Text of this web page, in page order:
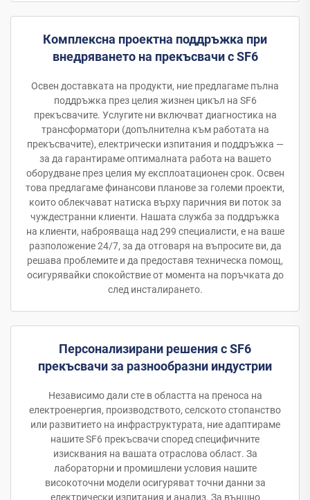
Комплексна проектна поддръжка при
внедряването на прекъсвачи с SF6
Освен доставката на продукти, ние предлагаме пълна
поддръжка през целия жизнен цикъл на SF6
прекъсвачите. Услугите ни включват диагностика на
трансформатори (допълнителна към работата на
прекъсвачите), електрически изпитания и поддръжка —
за да гарантираме оптималната работа на вашето
оборудване през целия му експлоатационен срок. Освен
това предлагаме финансови планове за големи проекти,
които облекчават натиска върху паричния ви поток за
чуждестранни клиенти. Нашата служба за поддръжка
на клиенти, наброяваща над 299 специалисти, е на ваше
разположение 24/7, за да отговаря на въпросите ви, да
решава проблемите и да предоставя техническа помощ,
осигурявайки спокойствие от момента на поръчката до
след инсталирането.
Персонализирани решения с SF6
прекъсвачи за разнообразни индустрии
Независимо дали сте в областта на преноса на
електроенергия, производството, селското стопанство
или развитието на инфраструктурата, ние адаптираме
нашите SF6 прекъсвачи според специфичните
изисквания на вашата отраслова област. За
лабораторни и промишлени условия нашите
високоточни модели осигуряват точни данни за
електрически изпитания и анализ. За външно